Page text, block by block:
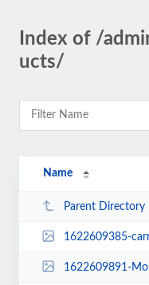
Index of /
ucts/
Name
Parent Directory
1622609385-
1622609891-